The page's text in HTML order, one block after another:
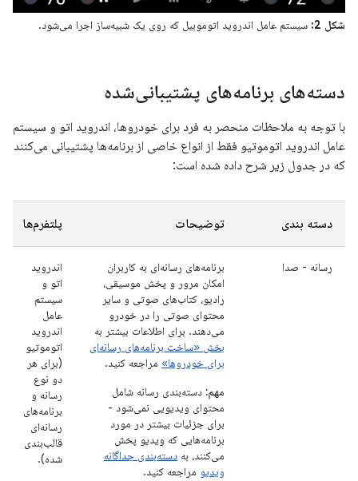
شکل 2: سیستم عامل اندروید اتوموبیل که روی یک شبیه‌ساز اجرا می‌شود.
دسته‌های برنامه‌های پشتیبانی‌شده
با توجه به ملاحظات منحصر به فرد برای خودروها، اندروید اتو و سیستم
عامل اندروید اتوموتیو فقط از انواع خاصی از برنامه‌ها پشتیبانی می‌کنند
که در جدول زیر شرح داده شده است:
دسته بندی توضیحات پلتفرم‌ها
رسانه - صدا
برنامه‌های رسانه‌ای به کاربران
امکان مرور و پخش موسیقی،
رادیو، کتاب‌های صوتی و سایر
محتوای صوتی را در خودرو
می‌دهند. برای اطلاعات بیشتر به
بخش «ساخت برنامه‌های رسانه‌ای
برای خودروها» مراجعه کنید.
مهم: دسته‌بندی رسانه شامل
محتوای ویدیویی نمی‌شود -
برای جزئیات بیشتر در مورد
برنامه‌هایی که ویدیو پخش
می‌کنند، به دسته‌بندی جداگانه
ویدیو مراجعه کنید.
اندروید
اتو و
سیستم
عامل
اندروید
اتوموتیو
(برای هر
دو نوع
رسانه و
برنامه‌های
رسانه‌ای
قالب‌بندی
شده).